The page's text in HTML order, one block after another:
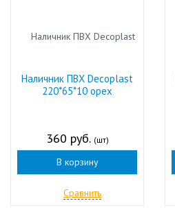
Наличник ПВХ Decoplast
220*65*10 орех
360 руб. (шт)
В корзину
Сравнить